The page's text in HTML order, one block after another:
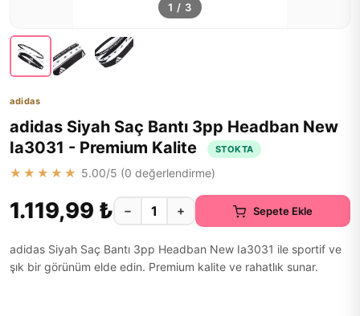
1 / 3
adidas
adidas Siyah Saç Bantı 3pp Headban New
Ia3031 - Premium Kalite
STOKTA
★★★★★ 5.00/5 (0 değerlendirme)
1.119,99 ₺ − + Sepete Ekle
adidas Siyah Saç Bantı 3pp Headban New Ia3031 ile sportif ve
şık bir görünüm elde edin. Premium kalite ve rahatlık sunar.